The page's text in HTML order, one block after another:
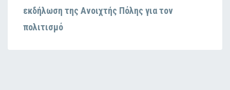
εκδήλωση της Ανοιχτής Πόλης για τον
πολιτισμό